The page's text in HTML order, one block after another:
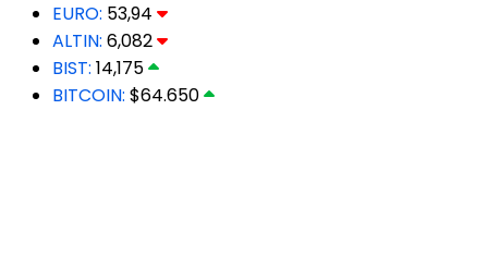
EURO: 53,94
ALTIN: 6,082
BIST: 14,175
BITCOIN: $64.650